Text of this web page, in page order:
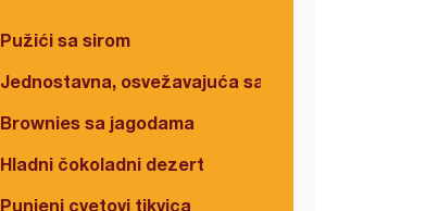
Pužići sa sirom
Jednostavna, osvežavajuća salata
Brownies sa jagodama
Hladni čokoladni dezert
Punjeni cvetovi tikvica